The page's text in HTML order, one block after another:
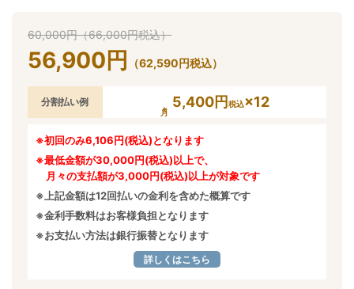
60,000円（66,000円税込）
56,900円 （62,590円税込）
分割払い例 5,400円税込×12
※初回のみ6,106円(税込)となります
※最低金額が30,000円(税込)以上で、
月々の支払額が3,000円(税込)以上が対象です
※上記金額は12回払いの金利を含めた概算です
※金利手数料はお客様負担となります
※お支払い方法は銀行振替となります
詳しくはこちら